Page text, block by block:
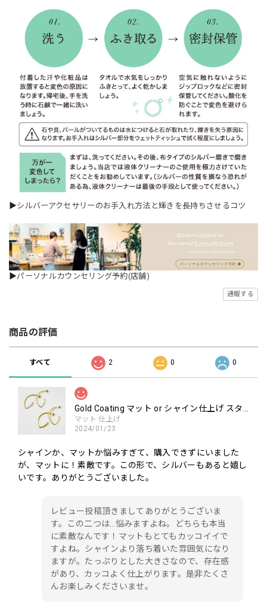
▶シルバーアクセサリーのお手入れ方法と輝きを長持ちさせるコツ
▶パーソナルカウンセリング予約(店舗)
通報する
商品の評価
すべて 2 0 0
マット 仕上げ
2024/01/23
シャインか、マットか悩みすぎて、購入できずにいました
が、マットに！素敵です。この形で、シルバーもあると嬉し
いです。ありがとうございました。
レビュー投稿頂きましてありがとうございま
す。この二つは…悩みますよね。どちらも本当
に素敵なんです！マットもとてもカッコイイで
すよね。シャインより落ち着いた雰囲気になり
ますが。たっぷりとした大きさなので、存在感
があり、カッコよく仕上がります。是非たくさ
んお楽しみくださいませ。